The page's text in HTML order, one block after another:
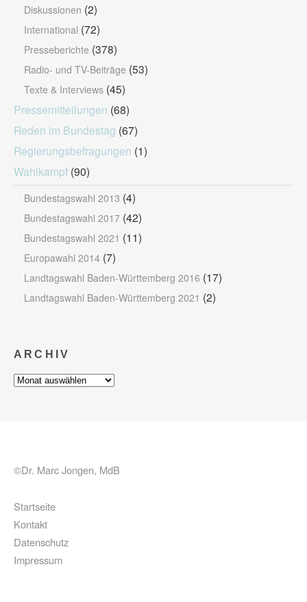
Diskussionen (2)
International (72)
Presseberichte (378)
Radio- und TV-Beiträge (53)
Texte & Interviews (45)
Pressemitteilungen (68)
Reden im Bundestag (67)
Regierungsbefragungen (1)
Wahlkampf (90)
Bundestagswahl 2013 (4)
Bundestagswahl 2017 (42)
Bundestagswahl 2021 (11)
Europawahl 2014 (7)
Landtagswahl Baden-Württemberg 2016 (17)
Landtagswahl Baden-Württemberg 2021 (2)
ARCHIV
Archiv
©Dr. Marc Jongen, MdB
Startseite
Kontakt
Datenschutz
Impressum